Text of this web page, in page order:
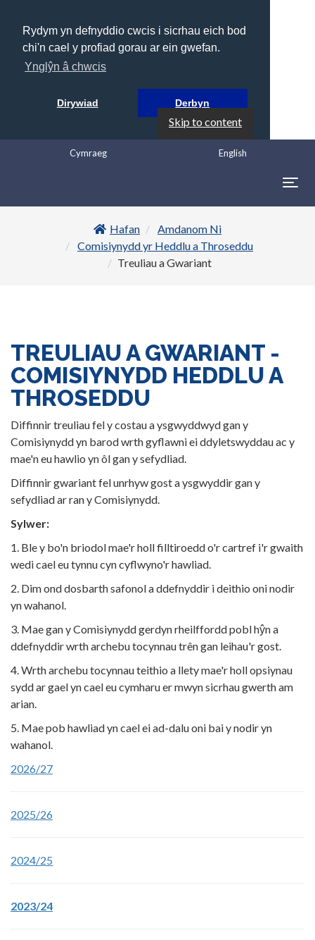
Rydym yn defnyddio cwcis i sicrhau eich bod
chi'n cael y profiad gorau ar ein gwefan.
Ynglŷn â chwcis
Dirywiad Derbyn
Skip to content
English
Cymraeg
Hafan
Amdanom Ni
Comisiynydd yr Heddlu a Throseddu
Treuliau a Gwariant
TREULIAU A GWARIANT -
COMISIYNYDD HEDDLU A
THROSEDDU
Diffinnir treuliau fel y costau a ysgwyddwyd gan y
Comisiynydd yn barod wrth gyflawni ei ddyletswyddau ac y
mae'n eu hawlio yn ôl gan y sefydliad.
Diffinnir gwariant fel unrhyw gost a ysgwyddir gan y
sefydliad ar ran y Comisiynydd.
Sylwer:
1. Ble y bo'n briodol mae'r holl filltiroedd o'r cartref i'r gwaith
wedi cael eu tynnu cyn cyflwyno'r hawliad.
2. Dim ond dosbarth safonol a ddefnyddir i deithio oni nodir
yn wahanol.
3. Mae gan y Comisiynydd gerdyn rheilffordd pobl hŷn a
ddefnyddir wrth archebu tocynnau trên gan leihau'r gost.
4. Wrth archebu tocynnau teithio a llety mae'r holl opsiynau
sydd ar gael yn cael eu cymharu er mwyn sicrhau gwerth am
arian.
5. Mae pob hawliad yn cael ei ad-dalu oni bai y nodir yn
wahanol.
2026/27
2025/26
2024/25
2023/24